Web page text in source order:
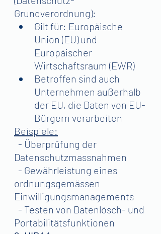
Grundverordnung):
Gilt für: Europäische
Union (EU) und
Europäischer
Wirtschaftsraum (EWR)
Betroffen sind auch
Unternehmen außerhalb
der EU, die Daten von EU-
Bürgern verarbeiten
Beispiele:
- Überprüfung der
Datenschutzmassnahmen
- Gewährleistung eines
ordnungsgemässen
Einwilligungsmanagements
- Testen von Datenlösch- und
Portabilitätsfunktionen